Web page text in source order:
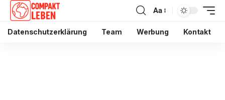
Aa
Datenschutzerklärung Team Werbung Kontakt